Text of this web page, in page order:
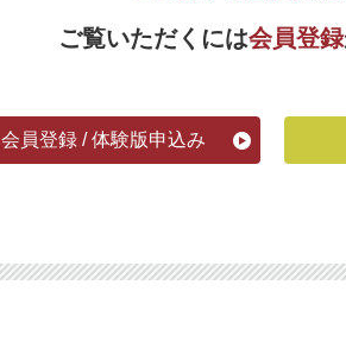
ご覧いただくには会員登録
会員登録 / 体験版申込み